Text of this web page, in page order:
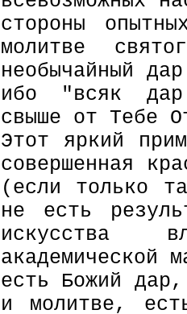
стороны
молитве
необычайный
ибо "всяк
свыше от Тебе
Этот яркий
совершенная
(если только
не есть
искусства
академической
есть Божий
и молитве,